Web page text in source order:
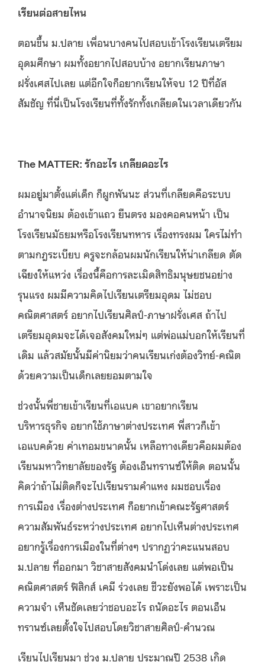
เรียนต่อสายไหน
ตอนขึ้น ม.ปลาย เพื่อนบางคนไปสอบเข้าโรงเรียนเตรียม
อุดมศึกษา ผมทั้งอยากไปสอบบ้าง อยากเรียนภาษา
ฝรั่งเศสไปเลย แต่อีกใจก็อยากเรียนให้จบ 12 ปีที่อัส
สัมชัญ ที่นี่เป็นโรงเรียนที่ทั้งรักทั้งเกลียดในเวลาเดียวกัน
The MATTER: รักอะไร เกลียดอะไร
ผมอยู่มาตั้งแต่เด็ก ก็ผูกพันนะ ส่วนที่เกลียดคือระบบ
อำนาจนิยม ต้องเข้าแถว ยืนตรง มองคอคนหน้า เป็น
โรงเรียนมัธยมหรือโรงเรียนทหาร เรื่องทรงผม ใครไม่ทำ
ตามกฎระเบียบ ครูจะกล้อนผมนักเรียนให้น่าเกลียด ตัด
เฉียงให้แหว่ง เรื่องนี้คือการละเมิดสิทธิมนุษยชนอย่าง
รุนแรง ผมมีความคิดไปเรียนเตรียมอุดม ไม่ชอบ
คณิตศาสตร์ อยากไปเรียนศิลป์-ภาษาฝรั่งเศส ถ้าไป
เตรียมอุดมจะได้เจอสังคมใหม่ๆ แต่พ่อแม่บอกให้เรียนที่
เดิม แล้วสมัยนั้นมีค่านิยมว่าคนเรียนเก่งต้องวิทย์-คณิต
ด้วยความเป็นเด็กเลยยอมตามใจ
ช่วงนั้นพี่ชายเข้าเรียนที่เอแบค เขาอยากเรียน
บริหารธุรกิจ อยากใช้ภาษาต่างประเทศ พี่สาวก็เข้า
เอแบคด้วย ค่าเทอมขนาดนั้น เหลือทางเดียวคือผมต้อง
เรียนมหาวิทยาลัยของรัฐ ต้องเอ็นทรานซ์ให้ติด ตอนนั้น
คิดว่าถ้าไม่ติดก็จะไปเรียนรามคำแหง ผมชอบเรื่อง
การเมือง เรื่องต่างประเทศ ก็อยากเข้าคณะรัฐศาสตร์
ความสัมพันธ์ระหว่างประเทศ อยากไปเห็นต่างประเทศ
อยากรู้เรื่องการเมืองในที่ต่างๆ ปรากฏว่าคะแนนสอบ
ม.ปลาย ที่ออกมา วิชาสายสังคมนำโด่งเลย แต่พอเป็น
คณิตศาสตร์ ฟิสิกส์ เคมี ร่วงเลย ชีวะยังพอได้ เพราะเป็น
ความจำ เห็นชัดเลยว่าชอบอะไร ถนัดอะไร ตอนเอ็น
ทรานซ์เลยตั้งใจไปสอบโดยวิชาสายศิลป์-คำนวณ
เรียนไปเรียนมา ช่วง ม.ปลาย ประมาณปี 2538 เกิด